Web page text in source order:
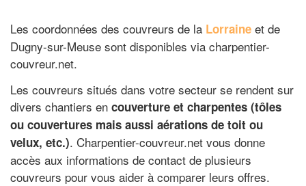
Les coordonnées des couvreurs de la Lorraine et de
Dugny-sur-Meuse sont disponibles via charpentier-
couvreur.net.
Les couvreurs situés dans votre secteur se rendent sur
divers chantiers en couverture et charpentes (tôles
ou couvertures mais aussi aérations de toit ou
velux, etc.). Charpentier-couvreur.net vous donne
accès aux informations de contact de plusieurs
couvreurs pour vous aider à comparer leurs offres.